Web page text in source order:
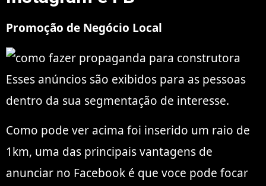
Promoção de Negócio Local
Esses anúncios são exibidos para as pessoas
dentro da sua segmentação de interesse.
Como pode ver acima foi inserido um raio de
1km, uma das principais vantagens de
anunciar no Facebook é que voce pode focar